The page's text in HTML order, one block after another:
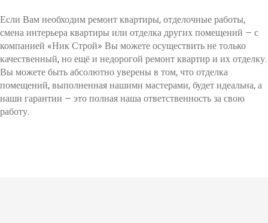
Если Вам необходим ремонт квартиры, отделочные работы,
смена интерьера квартиры или отделка других помещений – с
компанией «Ник Строй» Вы можете осуществить не только
качественный, но ещё и недорогой ремонт квартир и их отделку.
Вы можете быть абсолютно уверены в том, что отделка
помещений, выполненная нашими мастерами, будет идеальна, а
наши гарантии – это полная наша ответственность за свою
работу.